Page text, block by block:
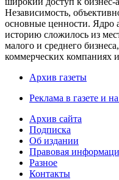
Независимость,
основные ценности. Ядро
историю сложилось из
малого и среднего
коммерческих компаниях
Архив газеты
Реклама в газете и
Архив сайта
Подписка
Об издании
Правовая
Разное
Контакты